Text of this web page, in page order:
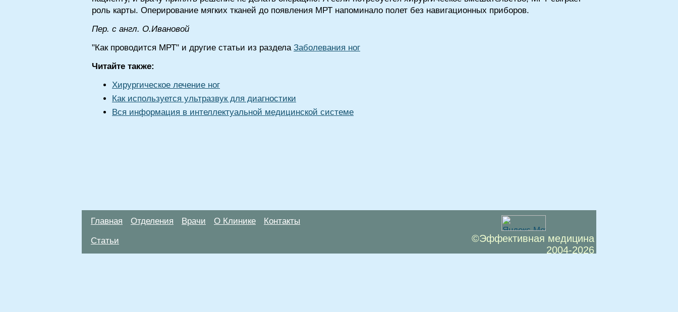
роль карты. Оперирование мягких тканей до появления МРТ напоминало полет без навигационных приборов.
Пер. с англ. О.Ивановой
"Как проводится МРТ" и другие статьи из раздела Заболевания ног
Читайте также:
Хирургическое лечение ног
Как используется ультразвук для диагностики
Вся информация в интеллектуальной медицинской системе
Главная Отделения Врачи О Клинике Контакты
Статьи
©Эффективная медицина
2004-2026